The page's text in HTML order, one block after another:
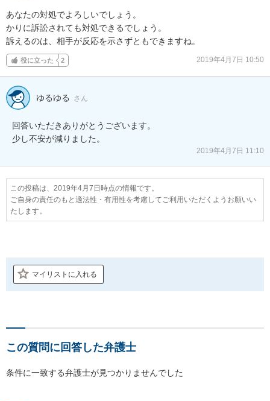
あなたの対処でよろしいでしょう。
かりに訴訟されても対処できるでしょう。
訴えるのは、相手が反応を示さずともできますね。
役に立った 2 2019年4月7日 10:50
ゆるゆる さん
回答いただきありがとうございます。
少し不安が減りました。
2019年4月7日 11:10
この投稿は、2019年4月7日時点の情報です。
ご自身の責任のもと適法性・有用性を考慮してご利用いただくようお願いい
たします。
マイリストに入れる
この質問に回答した弁護士
条件に一致する弁護士が見つかりませんでした